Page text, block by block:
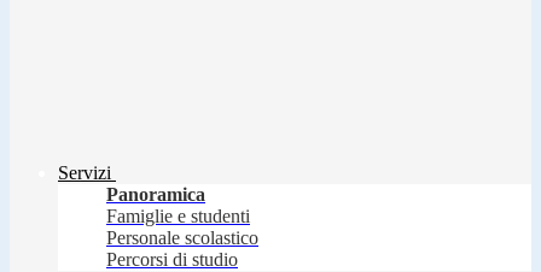
Servizi
Panoramica
Famiglie e studenti
Personale scolastico
Percorsi di studio